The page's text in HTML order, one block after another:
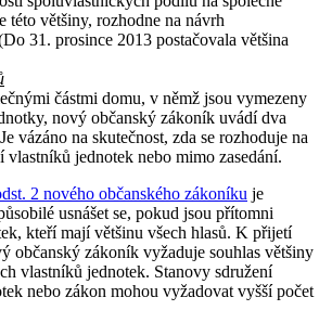
této většiny, rozhodne na návrh
31. prosince 2013 postačovala většina
částmi domu, v němž jsou vymezeny
nový občanský zákoník uvádí dva
vázáno na skutečnost, zda se rozhoduje na
vlastníků jednotek nebo mimo zasedání.
2 nového občanského zákoníku je
usnášet se, pokud jsou přítomni
kteří mají většinu všech hlasů. K přijetí
občanský zákoník vyžaduje souhlas většiny
vlastníků jednotek. Stanovy sdružení
nebo zákon mohou vyžadovat vyšší počet